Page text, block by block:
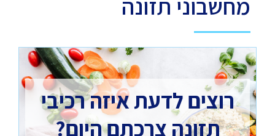
מחשבוני תזונה
רוצים לדעת איזה רכיבי
תזונה צרכתם היום?